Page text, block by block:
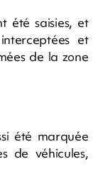
été saisies, et
et
de la zone
été marquée
de véhicules,